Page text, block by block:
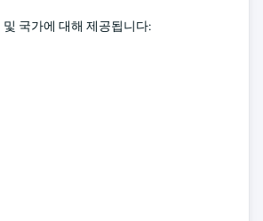
국가에 대해 제공됩니다: